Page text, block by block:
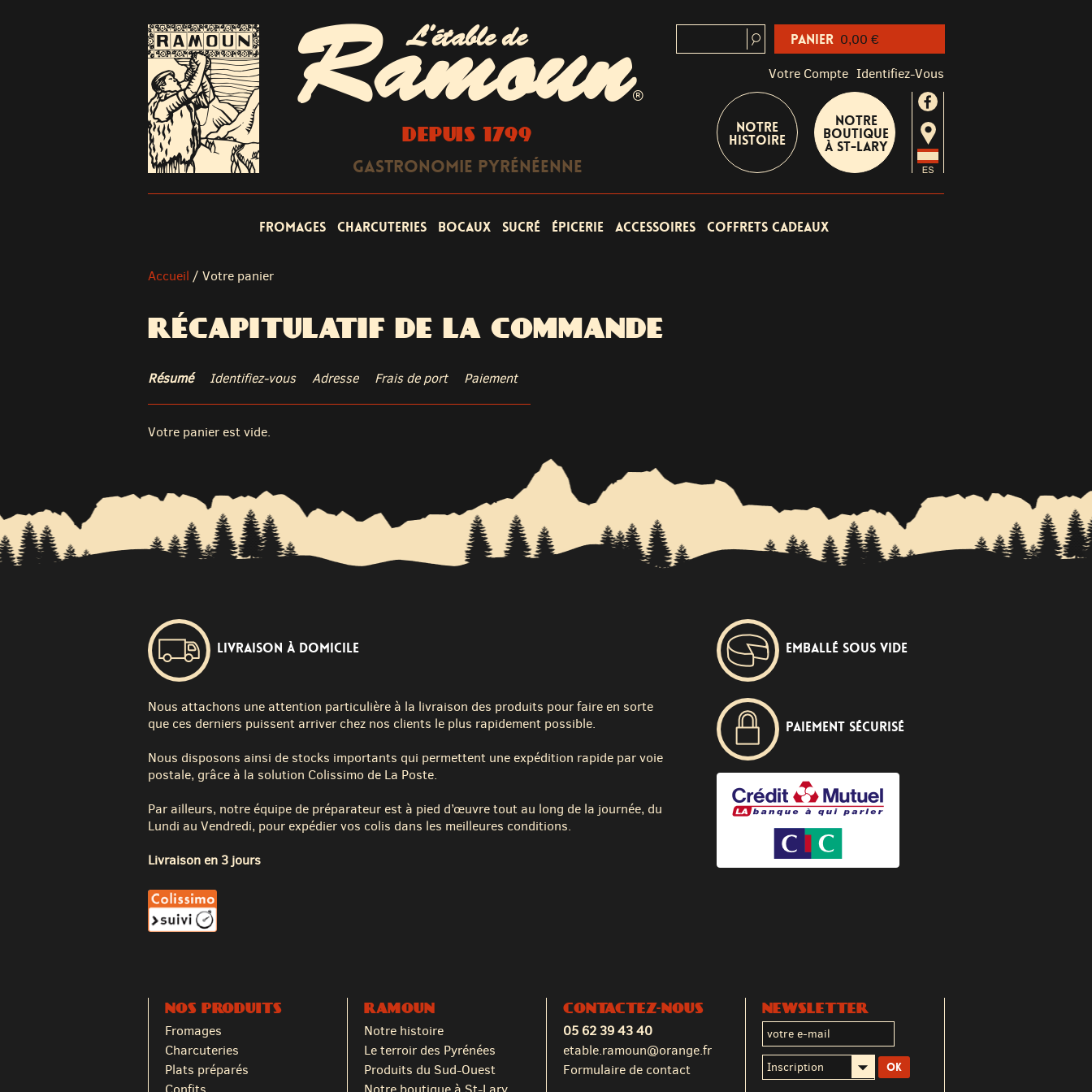
L'étable de
Ramoun®
DEPUIS 1799
Gastronomie Pyrénéenne
Votre Compte Identifiez-Vous
Notre
Histoire
Notre
boutique
à St-Lary
Fromages Charcuteries Bocaux Sucré Épicerie Accessoires Coffrets cadeaux
Accueil / Votre panier
RÉCAPITULATIF DE LA COMMANDE
Résumé Identifiez-vous Adresse Frais de port Paiement
Votre panier est vide.
Livraison à domicile
Nous attachons une attention particulière à la livraison des produits pour faire en sorte
que ces derniers puissent arriver chez nos clients le plus rapidement possible.
Nous disposons ainsi de stocks importants qui permettent une expédition rapide par voie
postale, grâce à la solution Colissimo de La Poste.
Par ailleurs, notre équipe de préparateur est à pied d’œuvre tout au long de la journée, du
Lundi au Vendredi, pour expédier vos colis dans les meilleures conditions.
Livraison en 3 jours
Emballé sous vide
Paiement sécurisé
NOS PRODUITS
Fromages
Charcuteries
Plats préparés
RAMOUN
Notre histoire
Le terroir des Pyrénées
Produits du Sud-Ouest
CONTACTEZ-NOUS
05 62 39 43 40
etable.ramoun@orange.fr
Formulaire de contact
NEWSLETTER
Panier 0,00 €